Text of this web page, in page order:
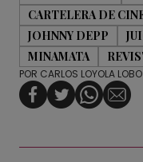
CARTELERA DE
JOHNNY DEPP
MINAMATA
POR CARLOS LOYOLA LOBO